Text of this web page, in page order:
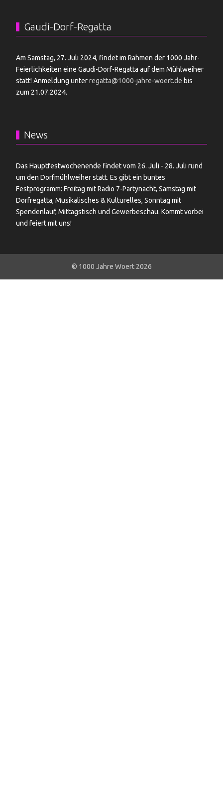
Gaudi-Dorf-Regatta
Am Samstag, 27. Juli 2024, findet im Rahmen der 1000 Jahr-
Feierlichkeiten eine Gaudi-Dorf-Regatta auf dem Mühlweiher
statt! Anmeldung unterregatta@1000-jahre-woert.de bis
zum 21.07.2024.
News
Das Hauptfestwochenende findet vom 26. Juli - 28. Juli rund
um den Dorfmühlweiher statt. Es gibt ein buntes
Festprogramm: Freitag mit Radio 7-Partynacht, Samstag mit
Dorfregatta, Musikalisches & Kulturelles, Sonntag mit
Spendenlauf, Mittagstisch und Gewerbeschau. Kommt vorbei
und feiert mit uns!
© 1000 Jahre Woert 2026